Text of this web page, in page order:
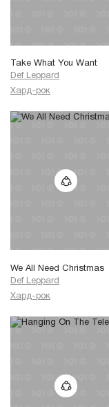
Take What You Want
Def Leppard
Хард-рок
We All Need Christmas
Def Leppard
Хард-рок